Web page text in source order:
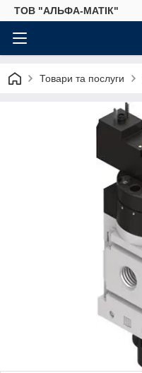
ТОВ "АЛЬФА-МАТІК"
Товари та послуги